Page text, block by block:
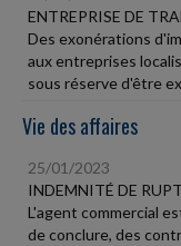
ENTREPRISE DE
Des exonérations
aux entreprises
sous réserve d'être
Vie des affaires
25/01/2023
INDEMNITÉ DE
L'agent commercial
de conclure, des